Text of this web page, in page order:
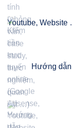
Youtube, Website
Hướng dẫn